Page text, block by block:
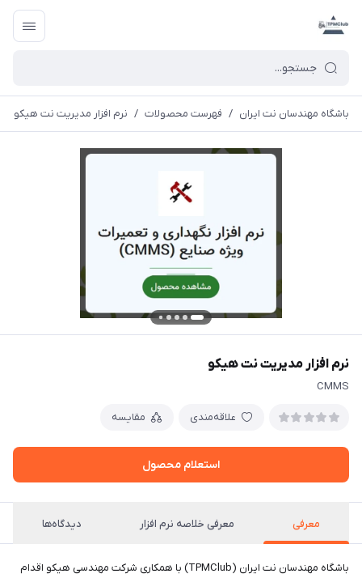
باشگاه مهندسان نت ایران / فهرست محصولات / نرم افزار مدیریت نت هیکو
نرم افزار مدیریت نت هیکو
CMMS
علاقه‌مندی مقایسه
استعلام محصول
معرفی معرفی خلاصه نرم افزار دیدگاه‌ها
باشگاه مهندسان نت ایران (TPMClub) با همکاری شرکت مهندسی هیکو اقدام